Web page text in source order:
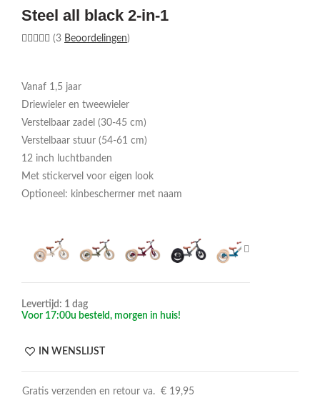
Steel all black 2-in-1
(3 Beoordelingen)
Vanaf 1,5 jaar
Driewieler en tweewieler
Verstelbaar zadel (30-45 cm)
Verstelbaar stuur (54-61 cm)
12 inch luchtbanden
Met stickervel voor eigen look
Optioneel: kinbeschermer met naam
Levertijd: 1 dag
Voor 17:00u besteld, morgen in huis!
IN WENSLIJST
Gratis verzenden en retour va. € 19,95